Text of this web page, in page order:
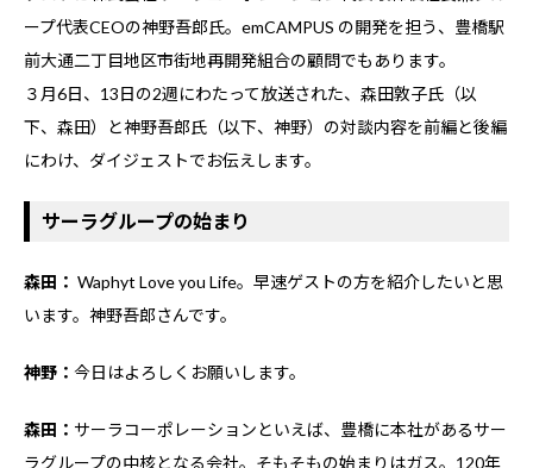
ープ代表CEOの神野吾郎氏。emCAMPUS の開発を担う、豊橋駅
前大通二丁目地区市街地再開発組合の顧問でもあります。
３月6日、13日の2週にわたって放送された、森田敦子氏（以
下、森田）と神野吾郎氏（以下、神野）の対談内容を前編と後編
にわけ、ダイジェストでお伝えします。
サーラグループの始まり
森田： Waphyt Love you Life。早速ゲストの方を紹介したいと思
います。神野吾郎さんです。
神野： 今日はよろしくお願いします。
森田： サーラコーポレーションといえば、豊橋に本社があるサー
ラグループの中核となる会社。そもそもの始まりはガス。120年